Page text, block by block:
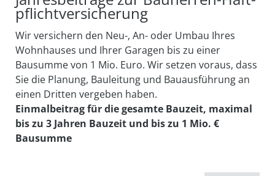
pflicht­versicherung
Wir versichern den Neu-, An- oder Umbau Ihres
Wohnhauses und Ihrer Garagen bis zu einer
Bausumme von 1 Mio. Euro. Wir setzen voraus, dass
Sie die Planung, Bauleitung und Bauausführung an
einen Dritten vergeben haben.
Einmalbeitrag für die gesamte Bauzeit, maximal
bis zu 3 Jahren Bauzeit und bis zu 1 Mio. €
Bausumme